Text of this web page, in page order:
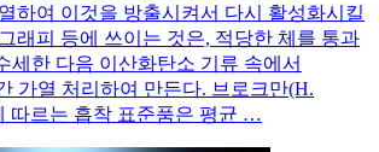
하여 이것을 방출시켜서 다시 활성화시킬
래피 등에 쓰이는 것은, 적당한 체를 통과
세한 다음 이산화탄소 기류 속에서
가열 처리하여 만든다. 브로크만(H.
따르는 흡착 표준품은 평균 …